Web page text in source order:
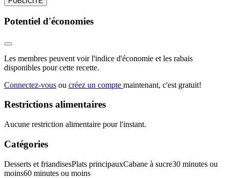
Potentiel d'économies
Les membres peuvent voir l'indice d'économie et les rabais
disponibles pour cette recette.
Connectez-vous ou créez un compte maintenant, c'est gratuit!
Restrictions alimentaires
Aucune restriction alimentaire pour l'instant.
Catégories
Desserts et friandisesPlats principauxCabane à sucre30 minutes ou
moins60 minutes ou moins